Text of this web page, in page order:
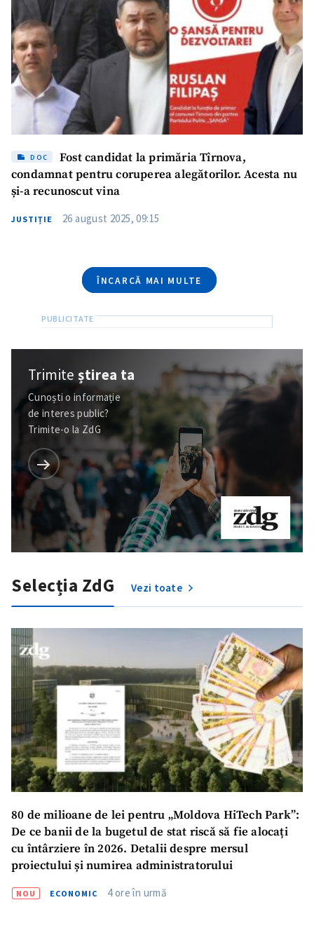
SUSȚINE
DOC
Fost candidat la primăria Tîrnova,
condamnat pentru coruperea alegătorilor. Acesta nu
și-a recunoscut vina
JUSTIȚIE 26 august 2025, 09:15
ÎNCARCĂ MAI MULTE
Trimiteștirea ta
Cunoști o informație
de interes public?
Trimite-o la ZdG
Selecția ZdG Vezi toate
80 de milioane de lei pentru „Moldova HiTech Park”:
De ce banii de la bugetul de stat riscă să fie alocați
cu întârziere în 2026. Detalii despre mersul
proiectului și numirea administratorului
NOU ECONOMIC 4 ore în urmă
Telefon
+ Telefon personal
Am citit și sunt de
acord cu
confidențialitate
TRIMITE ȘTIREA